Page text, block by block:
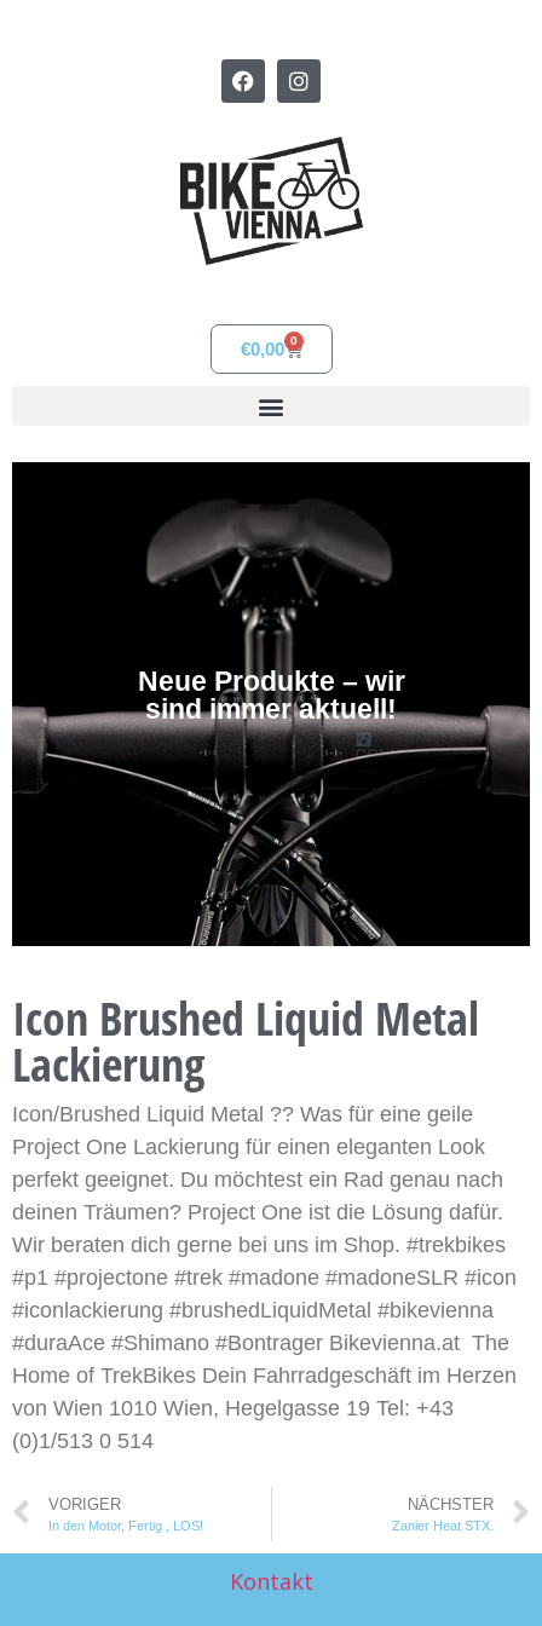
€0,00 0
Neue Produkte – wir
sind immer aktuell!
Icon Brushed Liquid Metal
Lackierung
Icon/Brushed Liquid Metal ?? Was für eine geile
Project One Lackierung für einen eleganten Look
perfekt geeignet. Du möchtest ein Rad genau nach
deinen Träumen? Project One ist die Lösung dafür.
Wir beraten dich gerne bei uns im Shop. #trekbikes
#p1 #projectone #trek #madone #madoneSLR #icon
#iconlackierung #brushedLiquidMetal #bikevienna
#duraAce #Shimano #Bontrager Bikevienna.at  The
Home of TrekBikes Dein Fahrradgeschäft im Herzen
von Wien 1010 Wien, Hegelgasse 19 Tel: +43
(0)1/513 0 514
VORIGER
In den Motor, Fertig , LOS!
NÄCHSTER
Zanier Heat STX.
Kontakt